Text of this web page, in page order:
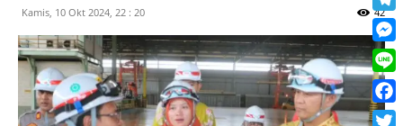
Kamis, 10 Okt 2024, 22 : 20 42
Line